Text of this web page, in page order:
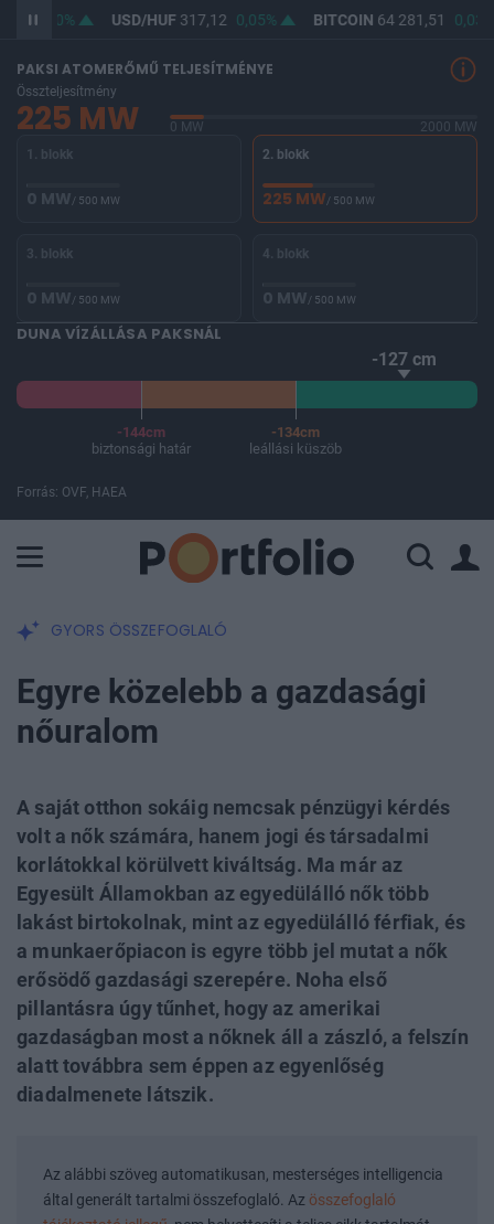
0% USD/HUF317,12 0,05% BITCOIN 64 281,51 0,03%
PAKSI ATOMERŐMŰ TELJESÍTMÉNYE
Összteljesítmény
225 MW 0 MW
2000 MW
1. blokk
0 MW/ 500 MW
2. blokk
225 MW/ 500 MW
3. blokk
0 MW/ 500 MW
4. blokk
0 MW/ 500 MW
DUNA VÍZÁLLÁSA PAKSNÁL
-127 cm
-144cm
biztonsági határ
-134cm
leállási küszöb
Forrás: OVF, HAEA
GYORS ÖSSZEFOGLALÓ
Egyre közelebb a gazdasági
nőuralom
A saját otthon sokáig nemcsak pénzügyi kérdés
volt a nők számára, hanem jogi és társadalmi
korlátokkal körülvett kiváltság. Ma már az
Egyesült Államokban az egyedülálló nők több
lakást birtokolnak, mint az egyedülálló férfiak, és
a munkaerőpiacon is egyre több jel mutat a nők
erősödő gazdasági szerepére. Noha első
pillantásra úgy tűnhet, hogy az amerikai
gazdaságban most a nőknek áll a zászló, a felszín
alatt továbbra sem éppen az egyenlőség
diadalmenete látszik.
Az alábbi szöveg automatikusan, mesterséges intelligencia
által generált tartalmi összefoglaló. Az összefoglaló